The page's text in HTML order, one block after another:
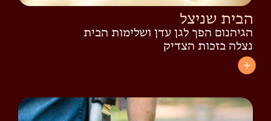
הבית שניצל
הגיהנום הפך לגן עדן ושלימות הבית
נצלה בזכות הצדיק